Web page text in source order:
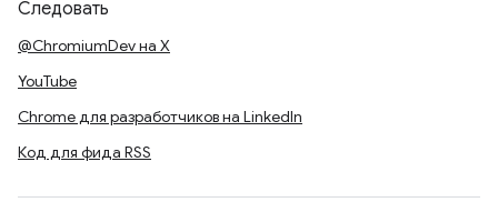
Следовать
@ChromiumDev на X
YouTube
Chrome для разработчиков на LinkedIn
Код для фида RSS